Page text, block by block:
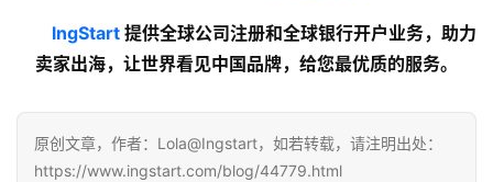
lngStart 提供全球公司注册和全球银行开户业务，助力
卖家出海，让世界看见中国品牌，给您最优质的服务。
原创文章，作者：Lola@Ingstart，如若转载，请注明出处：
https://www.ingstart.com/blog/44779.html